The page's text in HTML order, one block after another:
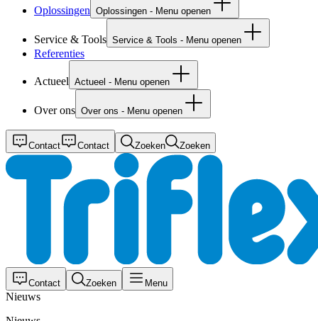
Oplossingen Oplossingen - Menu openen
Service & Tools Service & Tools - Menu openen
Referenties
Actueel Actueel - Menu openen
Over ons Over ons - Menu openen
Contact Contact Zoeken Zoeken
Contact Zoeken Menu
Nieuws